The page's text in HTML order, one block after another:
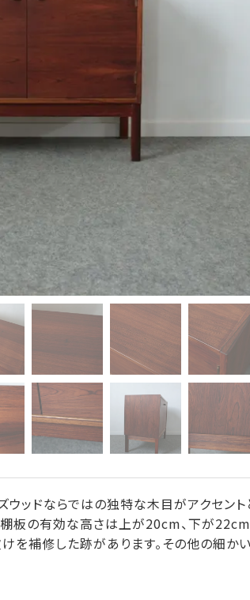
ッドならではの独特な木目がアクセント
板の有効な高さは上が20cm、下が
を補修した跡があります。その他の細